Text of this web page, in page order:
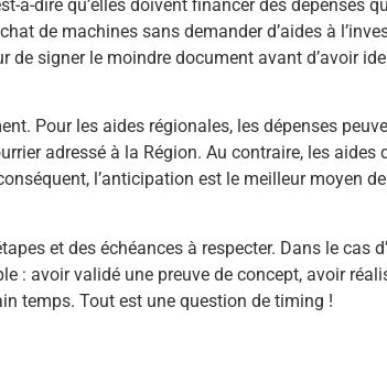
dire qu’elles doivent financer des dépenses
de machines sans demander d’aides à
de signer le moindre document avant d’avoir
Pour les aides régionales, les dépenses
adressé à la Région. Au contraire, les aides
l’anticipation est le meilleur moyen
et des échéances à respecter. Dans le cas
: avoir validé une preuve de concept, avoir
temps. Tout est une question de timing !